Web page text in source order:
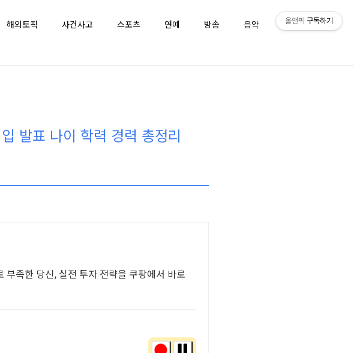
해외토픽 사건사고 스포츠 연예 방송 음악 퀴즈
발표 나이 학력 경력 총정리
족한 당신, 실전 투자 전략을 쿠팡에서 바로
올앤픽 구독하기